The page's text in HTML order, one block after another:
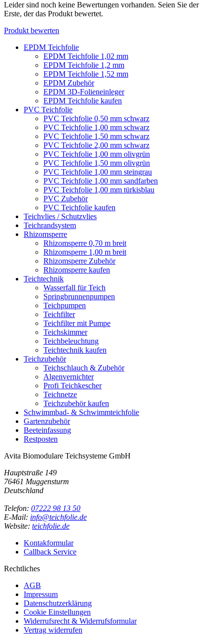
Leider sind noch keine Bewertungen vorhanden. Seien Sie der
Erste, der das Produkt bewertet.
Produkt bewerten
EPDM Teichfolie
EPDM Teichfolie 1,02 mm
EPDM Teichfolie 1,2 mm
EPDM Teichfolie 1,52 mm
EPDM Zubehör
EPDM 3D-Folieneinleger
EPDM Teichfolie kaufen
PVC Teichfolie
PVC Teichfolie 0,50 mm schwarz
PVC Teichfolie 1,00 mm schwarz
PVC Teichfolie 1,50 mm schwarz
PVC Teichfolie 2,00 mm schwarz
PVC Teichfolie 1,00 mm olivgrün
PVC Teichfolie 1,50 mm olivgrün
PVC Teichfolie 1,00 mm steingrau
PVC Teichfolie 1,00 mm sandfarben
PVC Teichfolie 1,00 mm türkisblau
PVC Zubehör
PVC Teichfolie kaufen
Teichvlies / Schutzvlies
Teichrandsystem
Rhizomsperre
Rhizomsperre 0,70 m breit
Rhizomsperre 1,00 m breit
Rhizomsperre Zubehör
Rhizomsperre kaufen
Teichtechnik
Wasserfall für Teich
Springbrunnenpumpen
Teichpumpen
Teichfilter
Teichfilter mit Pumpe
Teichskimmer
Teichbeleuchtung
Teichtechnik kaufen
Teichzubehör
Teichschlauch & Zubehör
Algenvernichter
Profi Teichkescher
Teichnetze
Teichzubehör kaufen
Schwimmbad- & Schwimmteichfolie
Gartenzubehör
Beeteinfassung
Restposten
Avita Biomodulare Teichsysteme GmbH
Hauptstraße 149
76461 Muggensturm
Deutschland
Telefon: 07222 98 13 50
E-Mail: info@teichfolie.de
Website: teichfolie.de
Kontakformular
Callback Service
Rechtliches
AGB
Impressum
Datenschutzerklärung
Cookie Einstellungen
Widerrufsrecht & Widerrufsformular
Vertrag widerrufen